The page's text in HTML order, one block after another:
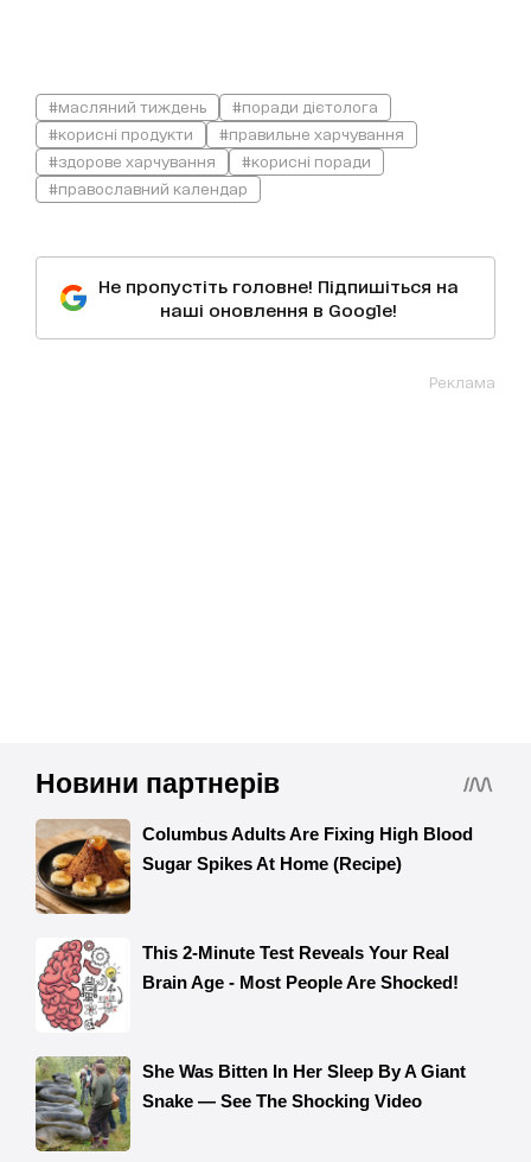
#масляний тиждень
#поради дієтолога
#корисні продукти
#правильне харчування
#здорове харчування
#корисні поради
#православний календар
Не пропустіть головне! Підпишіться на
наші оновлення в Google!
Реклама